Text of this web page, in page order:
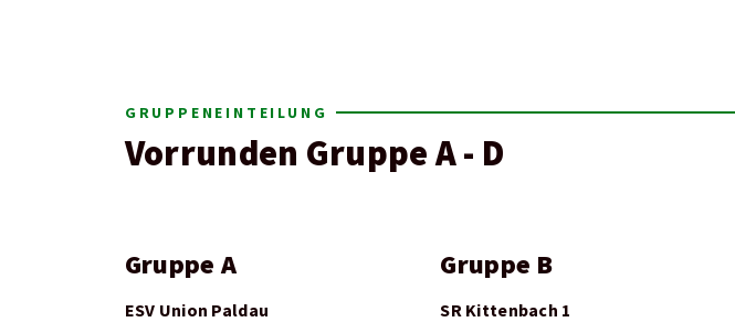
GRUPPENEINTEILUNG
Vorrunden Gruppe A - D
Gruppe A
ESV Union Paldau
Gruppe B
SR Kittenbach 1